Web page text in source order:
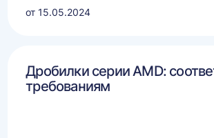
от 15.05.2024
Дробилки серии AMD:
требованиям